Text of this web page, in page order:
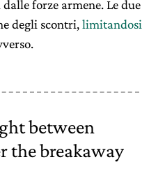
forze armene. Le due
degli scontri,limitandosi
between
the breakaway